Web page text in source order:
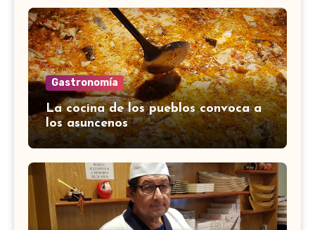
Gastronomía
La cocina de los pueblos convoca a
los asuncenos